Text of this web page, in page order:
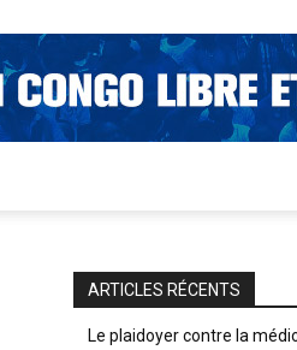
ARTICLES RÉCENTS
Le plaidoyer contre la